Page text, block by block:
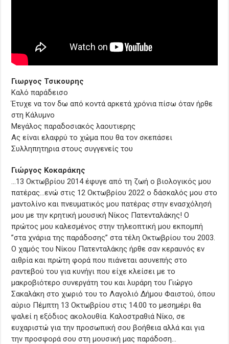
Γιωργος Τσικουρης
Καλό παράδεισο
Έτυχε να τον δω από κοντά αρκετά χρόνια πίσω όταν ήρθε
στη Κάλυμνο
Μεγάλος παραδοσιακός λαουτιερης
Ας είναι ελαφρύ το χώμα που θα τον σκεπάσει
Συλληπητηρια στους συγγενείς του
Γιώργος Κοκαράκης
…13 Οκτωβρίου 2014 έφυγε από τη ζωή ο βιολογικός μου
πατέρας…ενώ στις 12 Οκτωβρίου 2022 ο δάσκαλός μου στο
μαντολίνο και πνευματικός μου πατέρας στην ενασχόλησή
μου με την κρητική μουσική Νίκος Πατενταλάκης! Ο
πρώτος μου καλεσμένος στην τηλεοπτική μου εκπομπή
”στα χνάρια της παράδοσης” στα τέλη Οκτωβρίου του 2003.
Ο χαμός του Νίκου Πατενταλάκης ήρθε σαν κεραυνός εν
αιθρία και πρώτη φορά που πιάνεται ασυνεπής στο
ραντεβού του για κυνήγι που είχε κλείσει με το
μακροβιότερο συνεργάτη του και λυράρη του Γιώργο
Σακαλάκη στο χωριό του το Λαγολιό Δήμου Φαιστού, όπου
αύριο Πέμπτη 13 Οκτωβρίου στις 14.00 το μεσημέρι θα
ψαλεί η εξόδιος ακολουθία. Καλοστραθιά Νίκο, σε
ευχαριστώ για την προσωπική σου βοήθεια αλλά και για
την προσφορά σου στη μουσική μας παράδοση…